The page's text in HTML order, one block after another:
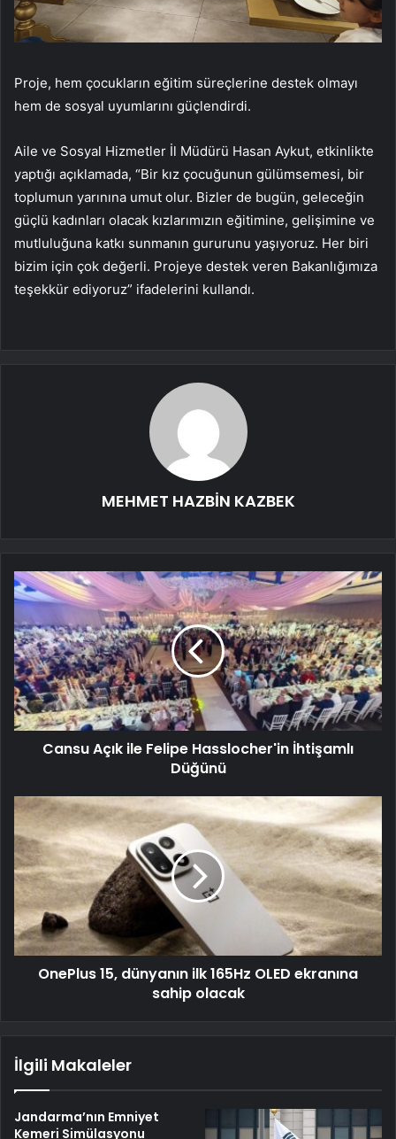
Proje, hem çocukların eğitim süreçlerine destek olmayı
hem de sosyal uyumlarını güçlendirdi.
Aile ve Sosyal Hizmetler İl Müdürü Hasan Aykut, etkinlikte
yaptığı açıklamada, “Bir kız çocuğunun gülümsemesi, bir
toplumun yarınına umut olur. Bizler de bugün, geleceğin
güçlü kadınları olacak kızlarımızın eğitimine, gelişimine ve
mutluluğuna katkı sunmanın gururunu yaşıyoruz. Her biri
bizim için çok değerli. Projeye destek veren Bakanlığımıza
teşekkür ediyoruz” ifadelerini kullandı.
MEHMET HAZBİN KAZBEK
Cansu Açık ile Felipe Hasslocher'in İhtişamlı
Düğünü
OnePlus 15, dünyanın ilk 165Hz OLED ekranına
sahip olacak
İlgili Makaleler
Jandarma’nın Emniyet
Kemeri Simülasyonu